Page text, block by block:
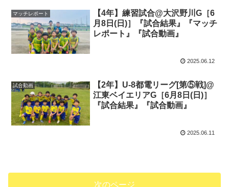
マッチレポート
【4年】練習試合@大沢野川G［6
月8日(日)］『試合結果』『マッチ
レポート』『試合動画』
2025.06.12
試合動画
【2年】U-8都電リーグ[第⑤戦]@
江東ベイエリアG［6月8日(日)］
『試合結果』『試合動画』
2025.06.11
次のページ